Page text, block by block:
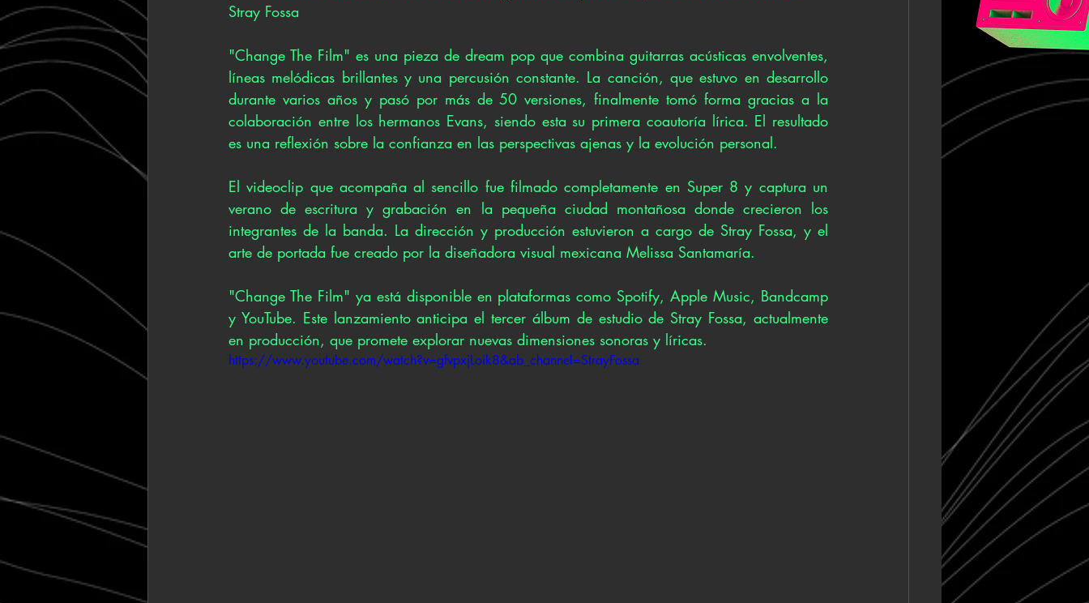
Stray Fossa
"Change The Film" es una pieza de dream pop que combina guitarras acústicas envolventes,
líneas melódicas brillantes y una percusión constante. La canción, que estuvo en desarrollo
durante varios años y pasó por más de 50 versiones, finalmente tomó forma gracias a la
colaboración entre los hermanos Evans, siendo esta su primera coautoría lírica. El resultado
es una reflexión sobre la confianza en las perspectivas ajenas y la evolución personal.
El videoclip que acompaña al sencillo fue filmado completamente en Super 8 y captura un
verano de escritura y grabación en la pequeña ciudad montañosa donde crecieron los
integrantes de la banda. La dirección y producción estuvieron a cargo de Stray Fossa, y el
arte de portada fue creado por la diseñadora visual mexicana Melissa Santamaría.
"Change The Film" ya está disponible en plataformas como Spotify, Apple Music, Bandcamp
y YouTube. Este lanzamiento anticipa el tercer álbum de estudio de Stray Fossa, actualmente
en producción, que promete explorar nuevas dimensiones sonoras y líricas.
https://www.youtube.com/watch?v=gfvpxjLoik8&ab_channel=StrayFossa